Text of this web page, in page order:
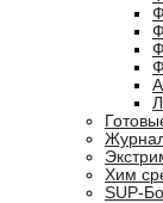
Хим
SUP-